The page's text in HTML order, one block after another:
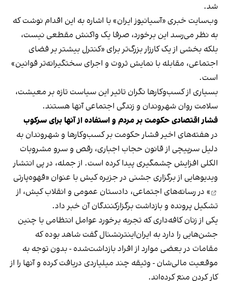
شد.
وب‌سایت خبری «آسیانیوز ایران» با اشاره به این اقدام نوشت که
به نظر می‌رسد این برخورد، صرفا یک واکنش مقطعی نیست،
بلکه بخشی از یک کارزار بزرگ‌تر برای «کنترل بیشتر بر فضای
اجتماعی، مقابله با نمایش ثروت و اجرای سختگیرانه‌تر قوانین»
است.
بسیاری از کسب‌وکارها نگران تاثیر این سیاست‌ تازه بر معیشت،
سلامت روان شهروندان و زندگی اجتماعی آنها هستند.
فشار اقتصادی حکومت بر مردم و استفاده از آنها برای سرکوب
در هفته‌های اخیر فشار حکومت بر کسب‌وکارها و شهروندان به
دلیل سرپیچی از قانون حجاب اجباری، رقص و سرو مشروبات
الکلی افزایش چشمگیری پیدا کرده است. از جمله، در پی انتشار
ویدیوهایی از برگزاری جشنی در جزیره کیش با عنوان «قهوه‌پارتی
» در رسانه‌های اجتماعی، دادستان عمومی و انقلاب کیش، از
تشکیل پرونده و بازداشت برگزارکنندگان آن خبر داد.
یکی از زنان کافه‌داری که تجربه برخورد عوامل انتظامی با چنین
جشن‌هایی را دارد به ایران‌اینترنشنال گفت شاهد بوده که
مقامات در بعضی موارد از افراد بازداشت‌‌شده - بدون توجه به
موقعیت مالی‌شان - وثیقه چند میلیاردی دریافت کرده و آنها را از
کار کردن منع کرده‌اند.